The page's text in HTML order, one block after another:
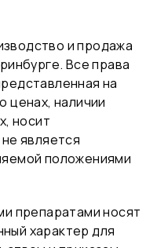
и продажа
Все права
на
ценах, наличии
носит
является
положениями
препаратами носят
характер для